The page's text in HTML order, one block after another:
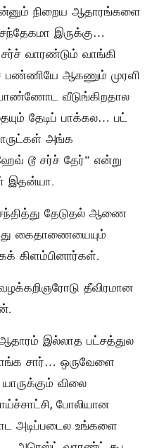
நிறைய ஆதாரங்களை
இருக்கு…
வாரண்டும் வாங்கி
ஆகணும் முரளி
வீடுங்கிறதால
தேடிப் பாக்கல… பட்
அங்க
டூ சர்ச் தேர்” என்று
இதன்யா.
தேடுதல் ஆணை
கைதாணையையும்
கிளம்பினார்கள்.
தீவிரமான
இல்லாத பட்சத்துல
சார்… ஒருவேளை
விலை
போலியான
அடிப்படைல உங்களை